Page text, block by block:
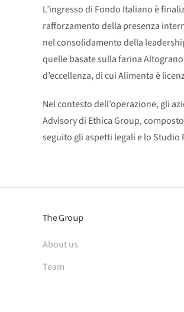
L’ingresso di Fondo Italiano è
rafforzamento della presenza
nel consolidamento della
quelle basate sulla farina
d’eccellenza, di cui Alimenta è
Nel contesto dell’operazione, gli
Advisory di Ethica Group,
seguito gli aspetti legali e lo Studio
The Group
About us
Team